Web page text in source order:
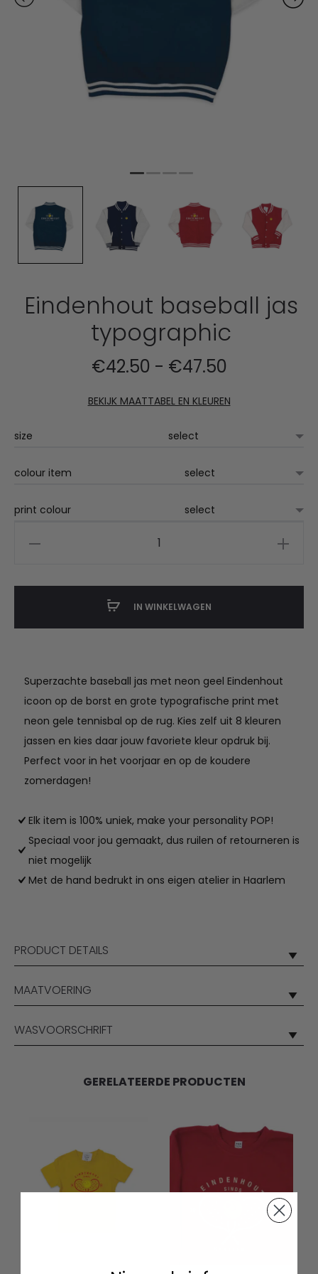
Eindenhout baseball jas
typographic
Superzachte baseball jas met neon geel Eindenhout
icoon op de borst en grote typografische print met
neon gele tennisbal op de rug. Kies zelf uit 8 kleuren
jassen en kies daar jouw favoriete kleur opdruk bij.
Perfect voor in het voorjaar en op de koudere
zomerdagen!
€42.50 - €47.50
€42.50
Elk item is 100% uniek, make your personality POP!
Speciaal voor jou gemaakt, dus ruilen of retourneren is
niet mogelijk
Met de hand bedrukt in ons eigen atelier in Haarlem
BEKIJK MAATTABEL EN KLEUREN
size
colour item
print colour
IN WINKELWAGEN
PRODUCT DETAILS
MAATVOERING
WASVOORSCHRIFT
GERELATEERDE PRODUCTEN